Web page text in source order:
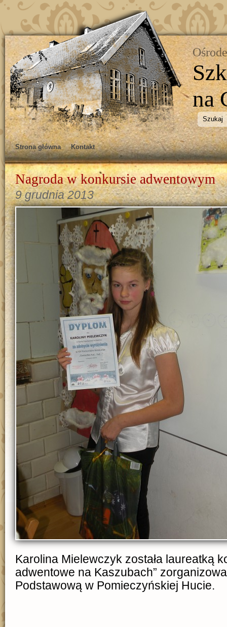
na
Strona główna Kontakt
Nagroda w konkursie adwentowym
9 grudnia 2013
Karolina Mielewczyk została laureatką
adwentowe na Kaszubach”
Podstawową w Pomieczyńskiej Hucie.